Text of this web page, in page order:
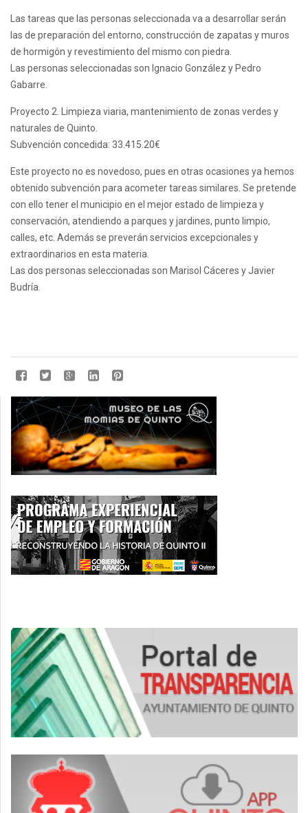
Las tareas que las personas seleccionada va a desarrollar serán
las de preparación del entorno, construcción de zapatas y muros
de hormigón y revestimiento del mismo con piedra.
Las personas seleccionadas son Ignacio González y Pedro
Gabarre.
Proyecto 2. Limpieza viaria, mantenimiento de zonas verdes y
naturales de Quinto.
Subvención concedida: 33.415.20€
Este proyecto no es novedoso, pues en otras ocasiones ya hemos
obtenido subvención para acometer tareas similares. Se pretende
con ello tener el municipio en el mejor estado de limpieza y
conservación, atendiendo a parques y jardines, punto limpio,
calles, etc. Además se preverán servicios excepcionales y
extraordinarios en esta materia.
Las dos personas seleccionadas son Marisol Cáceres y Javier
Budría.